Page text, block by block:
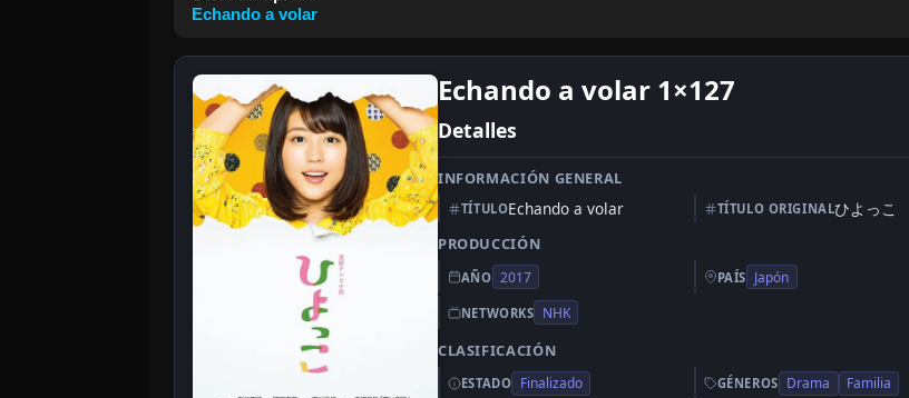
Echando a volar
Echando a volar 1×127
Detalles
INFORMACIÓN GENERAL
TÍTULOEchando a volar TÍTULO ORIGINALひよっこ
PRODUCCIÓN
AÑO 2017 PAÍS Japón
NETWORKS NHK
CLASIFICACIÓN
ESTADO Finalizado GÉNEROS Drama Familia